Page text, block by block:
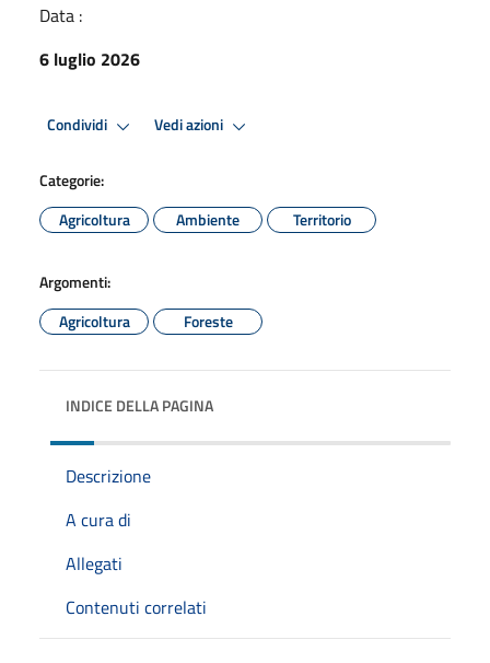
Data :
6 luglio 2026
Condividi Vedi azioni
Categorie:
Agricoltura
Ambiente Territorio
Argomenti:
Agricoltura
Foreste
INDICE DELLA PAGINA
Descrizione
A cura di
Allegati
Contenuti correlati